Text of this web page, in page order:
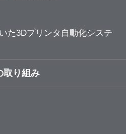
た3Dプリンタ自動化システ
取り組み